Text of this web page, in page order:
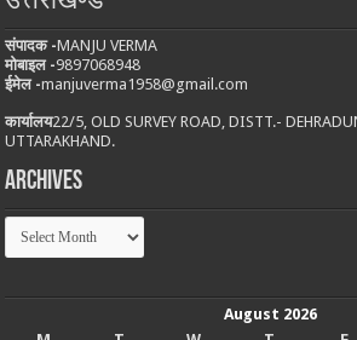
संपादक -MANJU VERMA
मोबाइल -9897068948
ईमेल -manjuverma1958@gmail.com
कार्यालय22/5, OLD SURVEY ROAD, DISTT.-
UTTARAKHAND.
Archives
Archives
August 2026